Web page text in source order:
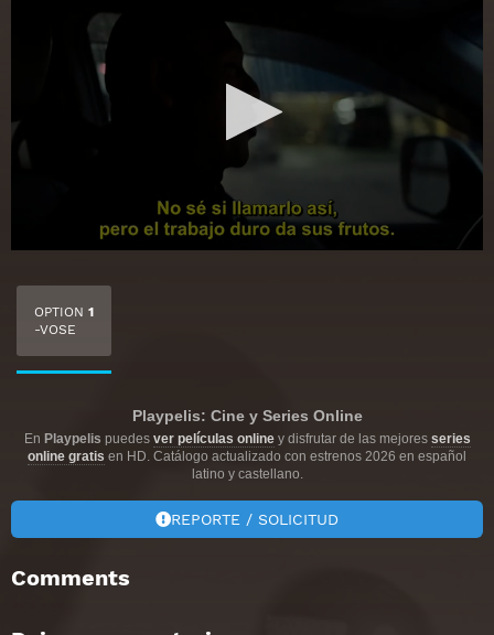
OPTION 1
-VOSE
Playpelis: Cine y Series Online
En Playpelis puedes ver películas onliney disfrutar de las mejores series
online gratis en HD. Catálogo actualizado con estrenos 2026 en español
latino y castellano.
REPORTE / SOLICITUD
Comments